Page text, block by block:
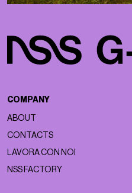
COMPANY
ABOUT
CONTACTS
LAVORA CON NOI
NSS FACTORY